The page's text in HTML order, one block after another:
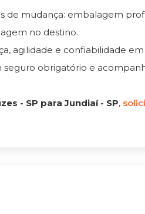
de mudança: embalagem
no destino.
agilidade e confiabilidade
seguro obrigatório e
- SP para Jundiaí - SP,